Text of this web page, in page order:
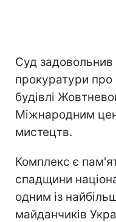
Суд задовольнив
прокуратури
будівлі
Міжнародним
мистецтв.
Комплекс є
спадщини
одним із
майданчиків